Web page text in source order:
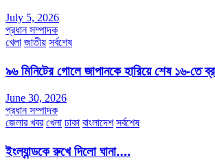
July 5, 2026
প্রধান সম্পাদক
খেলা জাতীয় সর্বশেষ
৯৬ মিনিটের গোলে জাপানকে হারিয়ে শেষ ১৬-তে
June 30, 2026
প্রধান সম্পাদক
জেলার খবর খেলা ঢাকা বাংলাদেশ সর্বশেষ
ইংল্যান্ডকে রুখে দিলো ঘানা….